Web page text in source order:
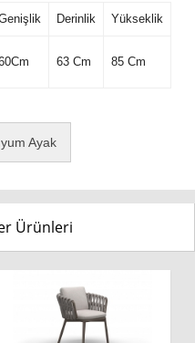
Derinlik Yükseklik
63 Cm 85 Cm
Ayak
Ürünleri